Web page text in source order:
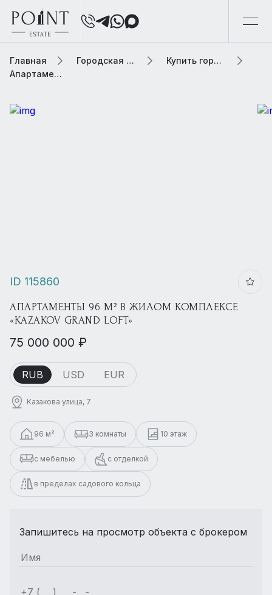
Главная Городская элитная недвижимость
Купить городскую недвижимость
Апартаменты 96 м² В жилом комплексе «KAZAKOV GRAND LOFT»
ID 115860
АПАРТАМЕНТЫ 96 М² В ЖИЛОМ КОМПЛЕКСЕ
«KAZAKOV GRAND LOFT»
75 000 000 ₽
RUB USD EUR
Казакова улица, 7
96 м² 3 комнаты 10 этаж
с мебелью с отделкой
в пределах садового кольца
Запишитесь на просмотр объекта с брокером